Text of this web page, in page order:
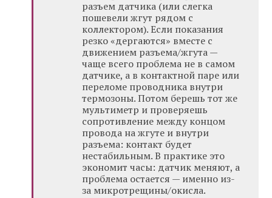
разъем датчика (или слегка
пошевели жгут рядом с
коллектором). Если показания
резко «дергаются» вместе с
движением разъема/жгута —
чаще всего проблема не в самом
датчике, а в контактной паре или
переломе проводника внутри
термозоны. Потом берешь тот же
мультиметр и проверяешь
сопротивление между концом
провода на жгуте и внутри
разъема: контакт будет
нестабильным. В практике это
экономит часы: датчик меняют, а
проблема остается — именно из-
за микротрещины/окисла.